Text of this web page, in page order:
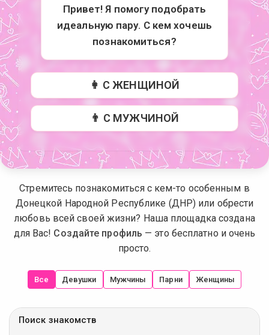
Привет! Я помогу подобрать
идеальную пару. С кем хочешь
познакомиться?
👩 С ЖЕНЩИНОЙ
👨 С МУЖЧИНОЙ
Стремитесь познакомиться с кем-то особенным в
Донецкой Народной Республике (ДНР) или обрести
любовь всей своей жизни? Наша площадка создана
для Вас! Создайте профиль — это бесплатно и очень
просто.
Все Девушки Мужчины Парни Женщины
Поиск знакомств